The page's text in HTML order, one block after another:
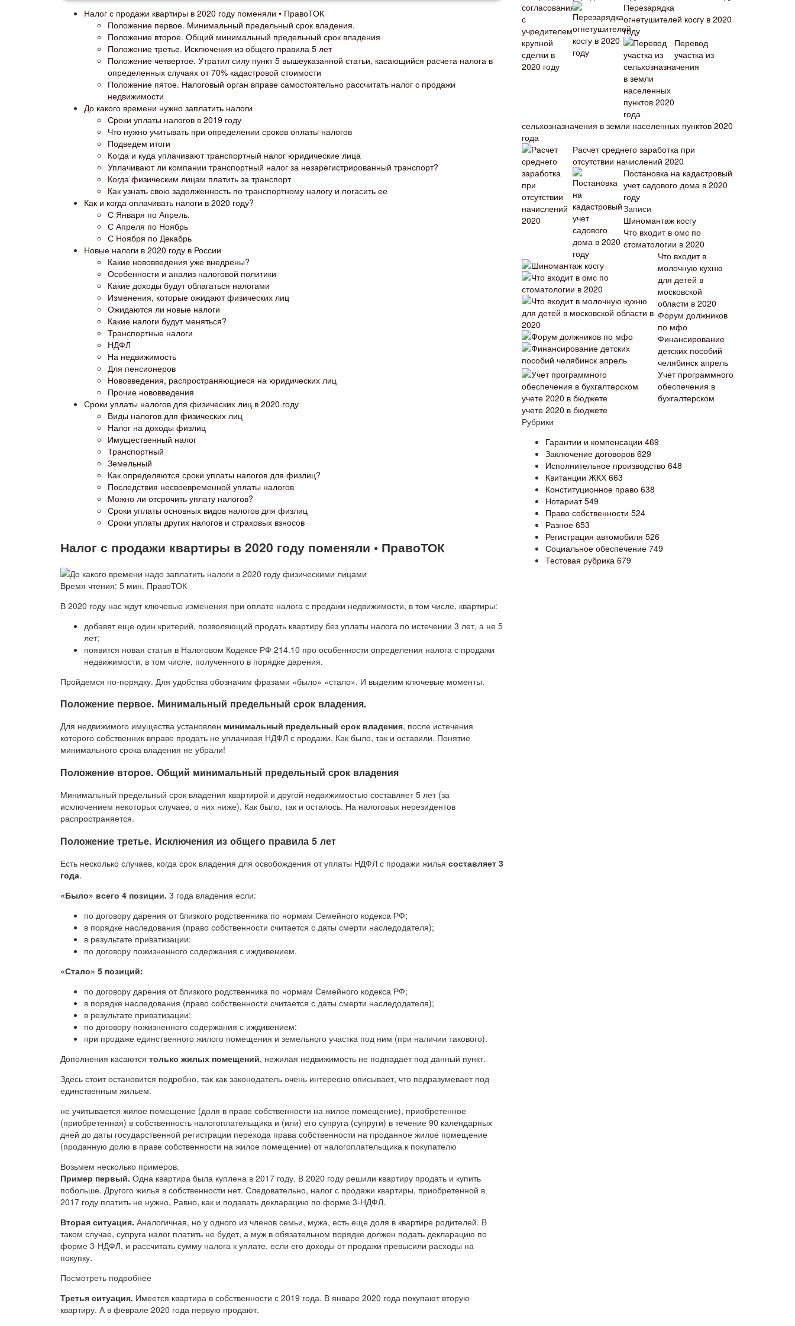
Налог с продажи квартиры в 2020 году поменяли • ПравоТОК
Положение первое. Минимальный предельный срок владения.
Положение второе. Общий минимальный предельный срок владения
Положение третье. Исключения из общего правила 5 лет
Положение четвертое. Утратил силу пункт 5 вышеуказанной статьи, касающийся расчета налога в
определенных случаях от 70% кадастровой стоимости
Положение пятое. Налоговый орган вправе самостоятельно рассчитать налог с продажи
недвижимости
До какого времени нужно заплатить налоги
Сроки уплаты налогов в 2019 году
Что нужно учитывать при определении сроков оплаты налогов
Подведем итоги
Когда и куда уплачивают транспортный налог юридические лица
Уплачивают ли компании транспортный налог за незарегистрированный транспорт?
Когда физическим лицам платить за транспорт
Как узнать свою задолженность по транспортному налогу и погасить ее
Как и когда оплачивать налоги в 2020 году?
С Января по Апрель.
С Апреля по Ноябрь
С Ноября по Декабрь
Новые налоги в 2020 году в России
Какие нововведения уже внедрены?
Особенности и анализ налоговой политики
Какие доходы будут облагаться налогами
Изменения, которые ожидают физических лиц
Ожидаются ли новые налоги
Какие налоги будут меняться?
Транспортные налоги
НДФЛ
На недвижимость
Для пенсионеров
Нововведения, распространяющиеся на юридических лиц
Прочие нововведения
Сроки уплаты налогов для физических лиц в 2020 году
Виды налогов для физических лиц
Налог на доходы физлиц
Имущественный налог
Транспортный
Земельный
Как определяются сроки уплаты налогов для физлиц?
Последствия несвоевременной уплаты налогов
Можно ли отсрочить уплату налогов?
Сроки уплаты основных видов налогов для физлиц
Сроки уплаты других налогов и страховых взносов
Налог с продажи квартиры в 2020 году поменяли • ПравоТОК
Время чтения: 5 мин. ПравоТОК
В 2020 году нас ждут ключевые изменения при оплате налога с продажи недвижимости, в том числе, квартиры:
добавят еще один критерий, позволяющий продать квартиру без уплаты налога по истечении 3 лет, а не 5
лет;
появится новая статья в Налоговом Кодексе РФ 214.10 про особенности определения налога с продажи
недвижимости, в том числе, полученного в порядке дарения.
Пройдемся по-порядку. Для удобства обозначим фразами «было» «стало». И выделим ключевые моменты.
Положение первое. Минимальный предельный срок владения.
Для недвижимого имущества установлен минимальный предельный срок владения, после истечения
которого собственник вправе продать не уплачивая НДФЛ с продажи. Как было, так и оставили. Понятие
минимального срока владения не убрали!
Положение второе. Общий минимальный предельный срок владения
Минимальный предельный срок владения квартирой и другой недвижимостью составляет 5 лет (за
исключением некоторых случаев, о них ниже). Как было, так и осталось. На налоговых нерезидентов
распространяется.
Положение третье. Исключения из общего правила 5 лет
Есть несколько случаев, когда срок владения для освобождения от уплаты НДФЛ с продажи жилья составляет 3
года.
«Было» всего 4 позиции. 3 года владения если:
по договору дарения от близкого родственника по нормам Семейного кодекса РФ;
в порядке наследования (право собственности считается с даты смерти наследодателя);
в результате приватизации:
по договору пожизненного содержания с иждивением.
«Стало» 5 позиций:
по договору дарения от близкого родственника по нормам Семейного кодекса РФ;
в порядке наследования (право собственности считается с даты смерти наследодателя);
в результате приватизации:
по договору пожизненного содержания с иждивением;
при продаже единственного жилого помещения и земельного участка под ним (при наличии такового).
Дополнения касаются только жилых помещений, нежилая недвижимость не подпадает под данный пункт.
Здесь стоит остановится подробно, так как законодатель очень интересно описывает, что подразумевает под
единственным жильем.
не учитывается жилое помещение (доля в праве собственности на жилое помещение), приобретенное
(приобретенная) в собственность налогоплательщика и (или) его супруга (супруги) в течение 90 календарных
дней до даты государственной регистрации перехода права собственности на проданное жилое помещение
(проданную долю в праве собственности на жилое помещение) от налогоплательщика к покупателю
Возьмем несколько примеров.
Пример первый. Одна квартира была куплена в 2017 году. В 2020 году решили квартиру продать и купить
побольше. Другого жилья в собственности нет. Следовательно, налог с продажи квартиры, приобретенной в
2017 году платить не нужно. Равно, как и подавать декларацию по форме 3-НДФЛ.
Вторая ситуация. Аналогичная, но у одного из членов семьи, мужа, есть еще доля в квартире родителей. В
таком случае, супруга налог платить не будет, а муж в обязательном порядке должен подать декларацию по
форме 3-НДФЛ, и рассчитать сумму налога к уплате, если его доходы от продажи превысили расходы на
покупку.
Посмотреть подробнее
Третья ситуация. Имеется квартира в собственности с 2019 года. В январе 2020 года покупают вторую
квартиру. А в феврале 2020 года первую продают.
Перезарядка
огнетушителей косгу в 2020
году
Перевод
участка из
сельхозназначения в земли населенных пунктов 2020
года
Расчет среднего заработка при
отсутствии начислений 2020
Постановка на кадастровый
учет садового дома в 2020
году
Записи
Шиномантаж косгу
Что входит в омс по
стоматологии в 2020
Что входит в
молочную кухню
для детей в
московской
области в 2020
Форум должников
по мфо
Финансирование
детских пособий
челябинск апрель
Учет программного
обеспечения в
бухгалтерском
учете 2020 в бюджете
Рубрики
Гарантии и компенсации 469
Заключение договоров 629
Исполнительное производство 648
Квитанции ЖКХ 663
Конституционное право 638
Нотариат549
Право собственности 524
Разное 653
Регистрация автомобиля 526
Социальное обеспечение 749
Тестовая рубрика 679